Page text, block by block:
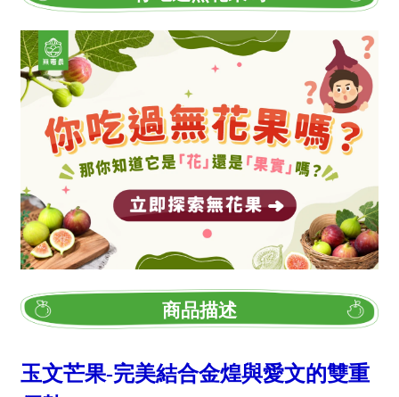
商品描述
玉文芒果-完美結合金煌與愛文的雙重